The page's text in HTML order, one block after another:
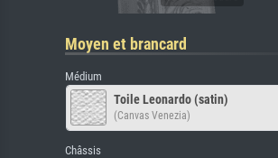
Moyen et brancard
Médium
Toile Leonardo (satin)
(Canvas Venezia)
Châssis